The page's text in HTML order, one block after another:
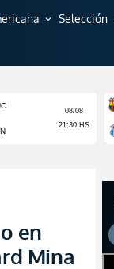
expand_more Selección
en
Mina